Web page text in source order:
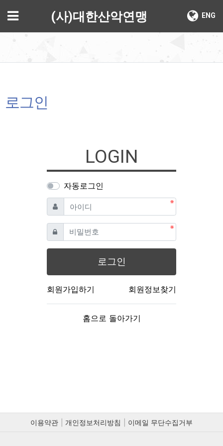
메뉴 ENG
(사)대한산악연맹
로그인
LOGIN
자동로그인
아이디 필수
비밀번호필수
로그인
회원가입하기 회원정보찾기
홈으로 돌아가기
이용약관 개인정보처리방침 이메일 무단수집거부